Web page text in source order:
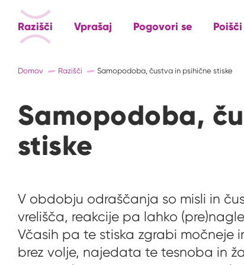
Razišči Vprašaj Pogovori se
Domov Razišči Samopodoba, čustva in psihične stiske
Samopodoba,
stiske
V obdobju odraščanja so misli in
vrelišča, reakcije pa lahko
Včasih pa te stiska zgrabi močneje
brez volje, najedata te tesnoba in